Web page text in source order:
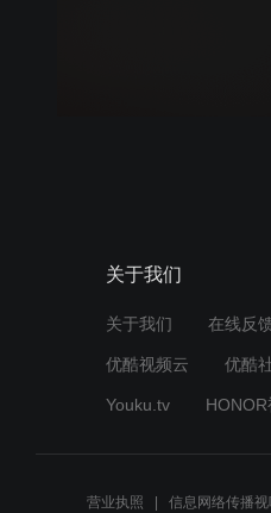
关于我们
关于我们 在线反
优酷视频云 优酷
Youku.tv HONOR
营业执照 信息网络传播